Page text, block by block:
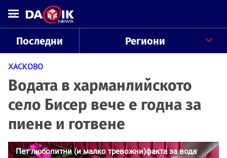
Последни Региони
ХАСКОВО
Водата в харманлийското
село Бисер вече е годна за
пиене и готвене